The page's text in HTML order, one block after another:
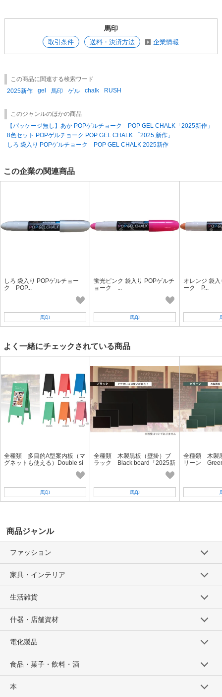
おかけしますが、簡単に仮梱包をお願い致します。 お客様のご都合によ
る商品の返品・交換 は規格の商品のみ承ります。 （未開封・未使用のも
のに限ります。送料等はお客様のご負担となりますのでご了承下さい。
馬印
取引条件 送料・決済方法 企業情報
この商品に関連する検索ワード
2025新作
gel 馬印 ゲル chalk RUSH
このジャンルのほかの商品
【パッケージ無し】あか POPゲルチョーク POP GEL CHALK「2025新作」
8色セット POPゲルチョーク POP GEL CHALK 「2025 新作」
しろ 袋入り POPゲルチョーク POP GEL CHALK 2025新作
この企業の関連商品
しろ 袋入り POPゲルチョー
ク POP...
馬印
蛍光ピンク 袋入り POPゲルチ
ョーク ...
馬印
オレンジ 袋
ーク P...
よく一緒にチェックされている商品
全種類 多目的A型案内板（マ
グネットも使える）Double si
de Magnetic A Frame Chalk bo
馬印
全種類 木製黒板（壁掛）ブ
ラック Black board「2025新
馬印
全種類 木製
リーン
商品ジャンル
ファッション
家具・インテリア
生活雑貨
什器・店舗資材
電化製品
食品・菓子・飲料・酒
本